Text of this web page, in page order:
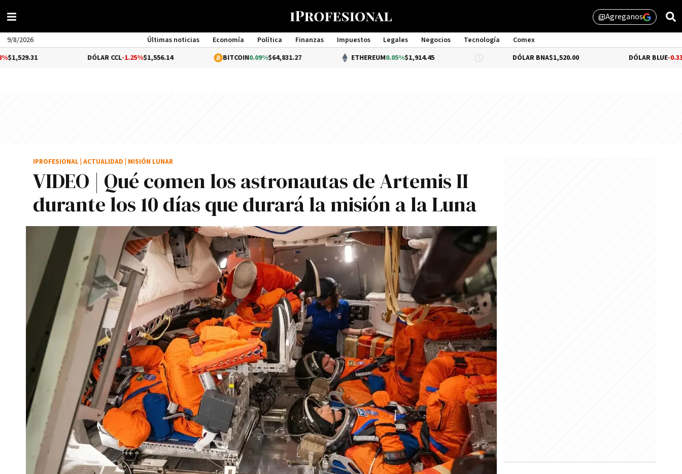
library_addAgreganos
9/8/2026 Últimas noticias Economía Política Finanzas Impuestos Legales Negocios Tecnología
Comex
Management
-1.25%$1,556.14 0.09%$64,831.27 ETHEREUM 0.05%$1,914.45 DÓLAR BNA $1,520.00 DÓLAR BLUE-0.33%
VIDEO | Qué comen los astronautas de Artemis II
durante los 10 días que durará la misión a la Luna
IPROFESIONAL ACTUALIDAD MISIÓN LUNAR